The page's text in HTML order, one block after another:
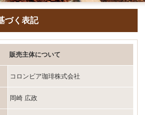
づく表記
販売主体について
コロンビア珈琲株式会社
岡崎 広政